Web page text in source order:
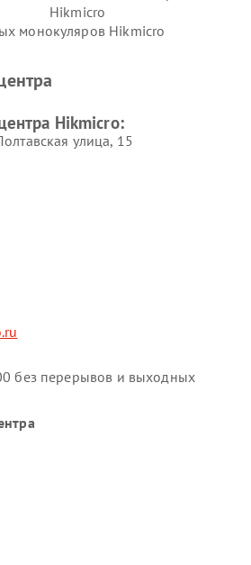
Hikmicro
монокуляров Hikmicro
Hikmicro:
улица, 15
без перерывов и выходных